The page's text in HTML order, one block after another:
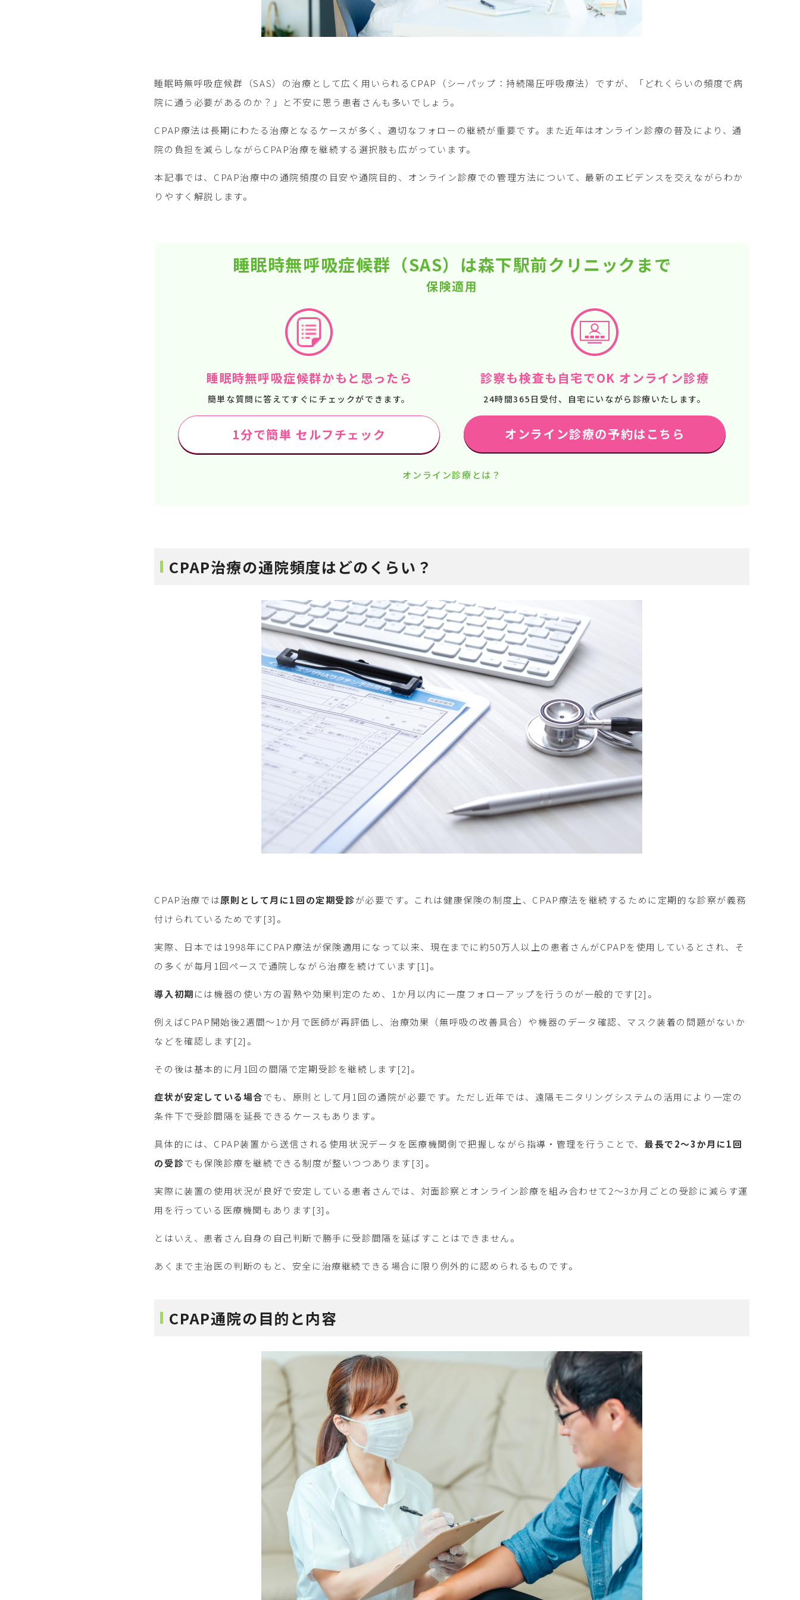
睡眠時無呼吸症候群（SAS）の治療として広く用いられるCPAP（シーパップ：持続陽圧呼吸療法）ですが、「どれくらいの頻度で病
院に通う必要があるのか？」と不安に思う患者さんも多いでしょう。
CPAP療法は長期にわたる治療となるケースが多く、適切なフォローの継続が重要です。また近年はオンライン診療の普及により、通
院の負担を減らしながらCPAP治療を継続する選択肢も広がっています。
本記事では、CPAP治療中の通院頻度の目安や通院目的、オンライン診療での管理方法について、最新のエビデンスを交えながらわか
りやすく解説します。
睡眠時無呼吸症候群（SAS）は森下駅前クリニックまで
保険適用
睡眠時無呼吸症候群かもと思ったら
簡単な質問に答えてすぐにチェックができます。
1分で簡単 セルフチェック
診察も検査も自宅でOK オンライン診療
24時間365日受付、自宅にいながら診療いたします。
オンライン診療の予約はこちら
オンライン診療とは？
CPAP治療の通院頻度はどのくらい？
CPAP治療では原則として月に1回の定期受診が必要です。これは健康保険の制度上、CPAP療法を継続するために定期的な診察が義務
付けられているためです[3]。
実際、日本では1998年にCPAP療法が保険適用になって以来、現在までに約50万人以上の患者さんがCPAPを使用しているとされ、そ
の多くが毎月1回ペースで通院しながら治療を続けています[1]。
導入初期には機器の使い方の習熟や効果判定のため、1か月以内に一度フォローアップを行うのが一般的です[2]。
例えばCPAP開始後2週間〜1か月で医師が再評価し、治療効果（無呼吸の改善具合）や機器のデータ確認、マスク装着の問題がないか
などを確認します[2]。
その後は基本的に月1回の間隔で定期受診を継続します[2]。
症状が安定している場合でも、原則として月1回の通院が必要です。ただし近年では、遠隔モニタリングシステムの活用により一定の
条件下で受診間隔を延長できるケースもあります。
具体的には、CPAP装置から送信される使用状況データを医療機関側で把握しながら指導・管理を行うことで、 最長で2〜3か月に1回
の受診でも保険診療を継続できる制度が整いつつあります[3]。
実際に装置の使用状況が良好で安定している患者さんでは、対面診察とオンライン診療を組み合わせて2〜3か月ごとの受診に減らす運
用を行っている医療機関もあります[3]。
とはいえ、患者さん自身の自己判断で勝手に受診間隔を延ばすことはできません。
あくまで主治医の判断のもと、安全に治療継続できる場合に限り例外的に認められるものです。
CPAP通院の目的と内容